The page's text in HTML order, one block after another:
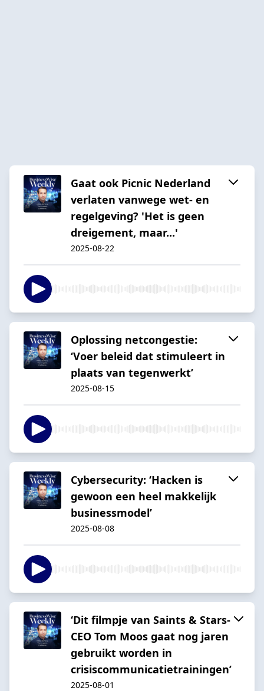
Gaat ook Picnic Nederland
verlaten vanwege wet- en
regelgeving? 'Het is geen
dreigement, maar...'
2025-08-22
Oplossing netcongestie:
‘Voer beleid dat stimuleert in
plaats van tegenwerkt’
2025-08-15
Cybersecurity: ‘Hacken is
gewoon een heel makkelijk
businessmodel’
2025-08-08
‘Dit filmpje van Saints & Stars-
CEO Tom Moos gaat nog jaren
gebruikt worden in
crisiscommunicatietrainingen’
2025-08-01